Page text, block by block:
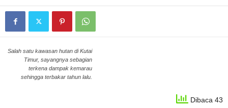
Salah satu kawasan hutan di Kutai
Timur, sayangnya sebagian
terkena dampak kemarau
sehingga terbakar tahun lalu.
Dibaca 43